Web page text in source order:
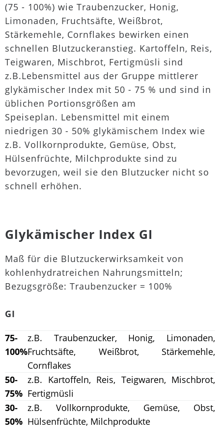
(75 - 100%) wie Traubenzucker, Honig,
Limonaden, Fruchtsäfte, Weißbrot,
Stärkemehle, Cornflakes bewirken einen
schnellen Blutzuckeranstieg. Kartoffeln, Reis,
Teigwaren, Mischbrot, Fertigmüsli sind
z.B.Lebensmittel aus der Gruppe mittlerer
glykämischer Index mit 50 - 75 % und sind in
üblichen Portionsgrößen am
Speiseplan. Lebensmittel mit einem
niedrigen 30 - 50% glykämischem Index wie
z.B. Vollkornprodukte, Gemüse, Obst,
Hülsenfrüchte, Milchprodukte sind zu
bevorzugen, weil sie den Blutzucker nicht so
schnell erhöhen.
Glykämischer Index GI
Maß für die Blutzuckerwirksamkeit von
kohlenhydratreichen Nahrungsmitteln;
Bezugsgröße: Traubenzucker = 100%
GI
75-
100%
z.B. Traubenzucker, Honig, Limonaden,
Fruchtsäfte, Weißbrot, Stärkemehle,
Cornflakes
50-
75%
z.B. Kartoffeln, Reis, Teigwaren, Mischbrot,
Fertigmüsli
30-
50%
z.B. Vollkornprodukte, Gemüse, Obst,
Hülsenfrüchte, Milchprodukte